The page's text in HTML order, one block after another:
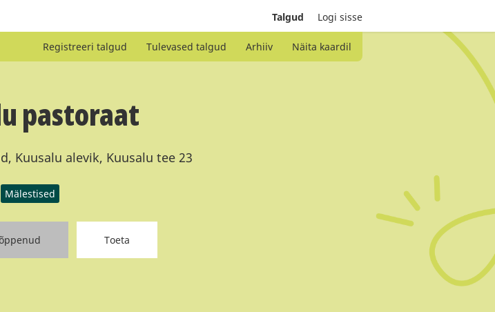
Talgud Logi sisse
Registreeri talgud Tulevased talgud Arhiiv Näita kaardil
pastoraat
Kuusalu alevik, Kuusalu tee 23
Mälestised
Toeta